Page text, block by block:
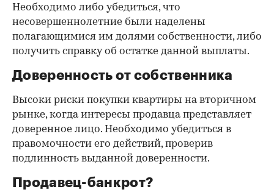
Необходимо либо убедиться, что
несовершеннолетние были наделены
полагающимися им долями собственности, либо
получить справку об остатке данной выплаты.
Доверенность от собственника
Высоки риски покупки квартиры на вторичном
рынке, когда интересы продавца представляет
доверенное лицо. Необходимо убедиться в
правомочности его действий, проверив
подлинность выданной доверенности.
Продавец-банкрот?